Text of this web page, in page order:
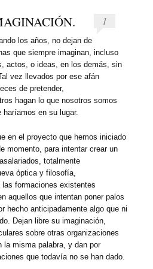
1
los años, no dejan de
que siempre imaginan, incluso
actos, o ideas, en los demás, sin
vez llevados por ese afán
de pretender,
hagan lo que nosotros somos
haríamos en su lugar.
en el proyecto que hemos iniciado
momento, para intentar crear un
totalmente
óptica y filosofía,
formaciones existentes
aquellos que intentan poner palos
hecho anticipadamente algo que ni
Dejan libre su imaginación,
sobre otras organizaciones
la misma palabra, y dan por
que todavía no se han dado.